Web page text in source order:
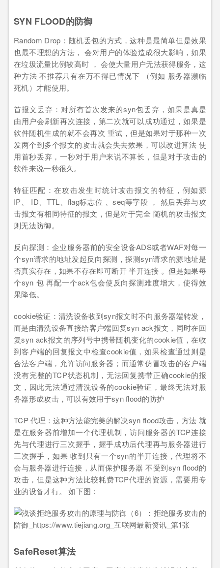
SYN FLOOD的防御
Random Drop：随机丢包的方式，这种是最简单但是效果
也最不理想的方法， 会对用户的体验造成很大影响，如果
在垃圾流量比例较高时 ， 会使大量用户无法获得服务，这
种方法 不推荐只有在万不得已情况下 （例如 服务器濒临
死机）才能使用。
首报文丢弃：对所有首次发来的syn包丢弃，如果是真是
由用户会刷新再次连接，第二次就可以成功通过，如果是
软件随机生成的就不会再次 重试，但是如果对于那种一次
发两个到多个报文的攻击就会失去效果，可以改进算法 使
用首秒丢弃，一秒对于用户来说不算长，但是对于攻击的
软件来说一秒很久。
特征匹配：在攻击发生时统计攻击报文的特征，例如源
IP、 ID、TTL、flag标志位 、seq等字段 ， 然后丢弃与攻
击报文有相同特征的报文，但是对于完全 随机的攻击报文
则无法防御。
反向探测：企业服务器前的安全设备ADS或者WAF对每一
个syn请求的地址发起反向探测，探测syn请求的源地址是
否真实存在，如果不存在即可断开 半开连接 。但是如果每
个syn 包 再配一个ack包会使反向探测难度增大，使得效
果降低。
cookie验证：清洗设备收到syn报文时不向服务器端转发，
而是由清洗设备直接给客户端回复syn ack报文，同时在回
复syn ack报文的序列号中携带随机变化的cookie值，在收
到客户端的回复报文中检查cookie值，如果检查通过则是
合法客户端，允许访问服务器；而通常仿冒攻击的客户端
没有完整的TCP状态机制，无法回复携带正确cookie的报
文，因此无法通过清洗设备的cookie验证，最终无法对服
务器形成攻击，可以有效用于syn flood的防护
TCP 代理：这种方法能完美的解决syn flood攻击，方法 就
是在服务器前增加一个代理机制，访问服务器的TCP连接
先与代理进行三次握手，握手成功后代理再与服务器进行
三次握手，如果 收到只有一个syn的半开连接，代理将不
会与服务器进行连接，从而保护服务器 不受到syn flood的
攻击，但是这种方法比较耗费TCP代理的资源，需要用专
业的设备才行。 如下图：
SafeReset算法